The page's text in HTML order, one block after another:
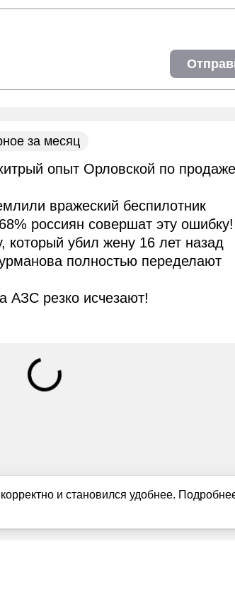
и становился удобнее.
за месяц
опыт Орловской по продаже
вражеский беспилотник
россиян совершат эту ошибку!
который убил жену 16 лет назад
полностью переделают
АЗС резко исчезают!